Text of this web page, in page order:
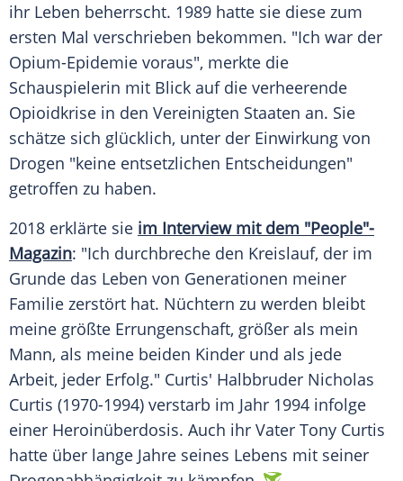
ihr Leben beherrscht. 1989 hatte sie diese zum
ersten Mal verschrieben bekommen. "Ich war der
Opium-Epidemie voraus", merkte die
Schauspielerin mit Blick auf die verheerende
Opioidkrise in den Vereinigten Staaten an. Sie
schätze sich glücklich, unter der Einwirkung von
Drogen "keine entsetzlichen Entscheidungen"
getroffen zu haben.
2018 erklärte sie im Interviewmit dem "People"-
Magazin: "Ich durchbreche den Kreislauf, der im
Grunde das Leben von Generationen meiner
Familie zerstört hat. Nüchtern zu werden bleibt
meine größte Errungenschaft, größer als mein
Mann, als meine beiden Kinder und als jede
Arbeit, jeder Erfolg." Curtis' Halbbruder Nicholas
Curtis (1970-1994) verstarb im Jahr 1994 infolge
einer Heroinüberdosis. Auch ihr Vater Tony Curtis
hatte über lange Jahre seines Lebens mit seiner